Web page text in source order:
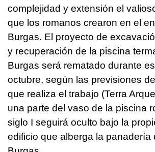
complejidad y extensión el
que los romanos crearon en el
Burgas. El proyecto de
y recuperación de la piscina
Burgas será rematado durante
octubre, según las previsiones
que realiza el trabajo (Terra
una parte del vaso de la piscina
siglo I seguirá oculto bajo la
edificio que alberga la panadería